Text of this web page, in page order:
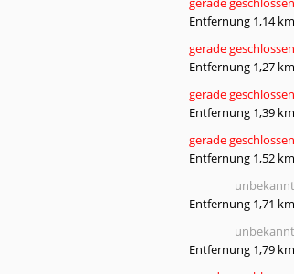
Entfernung 1,14 km
gerade geschlossen
Entfernung 1,27 km
gerade geschlossen
Entfernung 1,39 km
gerade geschlossen
Entfernung 1,52 km
unbekannt
Entfernung 1,71 km
unbekannt
Entfernung 1,79 km